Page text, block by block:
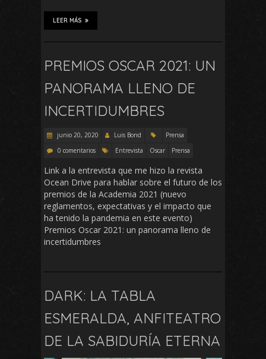
LEER MÁS
PREMIOS OSCAR 2021: UN
PANORAMA LLENO DE
INCERTIDUMBRES
junio 20, 2020 Luis Bond
Prensa
0 comentarios
Entrevista Oscar Prensa
Link a la entrevista que me hizo la revista
Ocean Drive para hablar sobre el futuro de los
premios de la Academia 2021 (nuevo
reglamentos, expectativas y el impacto que
ha tenido la pandemia en este evento)
Premios Oscar 2021: un panorama lleno de
incertidumbres
DARK: LA TABLA
ESMERALDA, ANFITEATRO
DE LA SABIDURÍA ETERNA